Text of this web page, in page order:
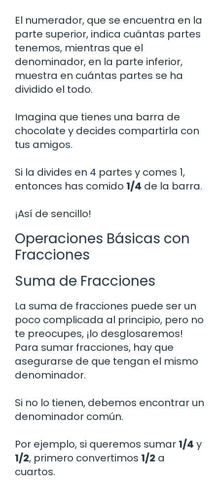
El numerador, que se encuentra en la
parte superior, indica cuántas partes
tenemos, mientras que el
denominador, en la parte inferior,
muestra en cuántas partes se ha
dividido el todo.
Imagina que tienes una barra de
chocolate y decides compartirla con
tus amigos.
Si la divides en 4 partes y comes 1,
entonces has comido 1/4 de la barra.
¡Así de sencillo!
Operaciones Básicas con
Fracciones
Suma de Fracciones
La suma de fracciones puede ser un
poco complicada al principio, pero no
te preocupes, ¡lo desglosaremos!
Para sumar fracciones, hay que
asegurarse de que tengan el mismo
denominador.
Si no lo tienen, debemos encontrar un
denominador común.
Por ejemplo, si queremos sumar 1/4 y
1/2, primero convertimos 1/2 a
cuartos.